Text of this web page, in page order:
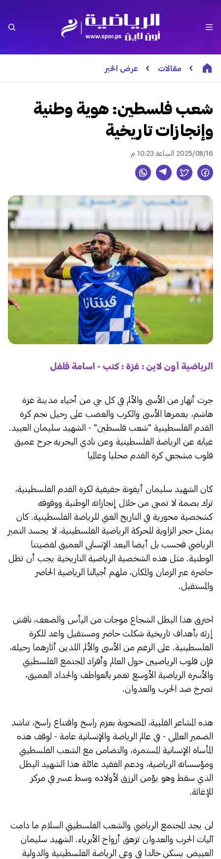
مقالات عرض الخبر
شعب فلسطين: هوية وطنية
وإنجازات تاريخية
2025/08/16 الساعة 10:23 م
الرياضية أون لاين : غزة : كتب - اسامة فلفل
جرت أنهار من الأسى والألم في كل حي من أحياء مدينة غزة
هاشم، يغمرها الأسى والكرب والغضب على رحيل نجم كرة
القدم الفلسطينية "شعب فلسطين" - الشهيد سليمان العبيد.
غيابه عن الرياضة الفلسطينية وعن نادي البحريه جرح عميق
قلوب مشجعي كرة القدم محليا وعالميا
كان الشهيد سليمان أيقونة حقيقية لكرة القدم الفلسطينية،
ترك بصمة لا تمحى من خلال إنجازاته الوطنية ووقوفه
كشخصية محورية في التاريخ الغني للرياضة الفلسطينية. كان
يمثل حجر الزاوية للحركة الرياضية الفلسطينية، لا يجسد التميز
الرياضي فحسب بل أيضا البعد الإنساني العميق لقضيتنا
الوطنية. مثل هذه الشخصية الرياضية التاريخية يجب أن تظل
حاضرة عبر الزمان والمكان، ملهم أجيالنا الرياضية الحاضر
والمستقبل.
اخترق هذا البطل الشجاع موجات من اليأس والضعف، ناقش
إرثه بأهداف تاريخية شكلت حاضر ومستقبل واعد للكرة
الفلسطينية. على الرغم من الأسى والألم اللذين أثارهما رحيله،
فإن قلوب الرياضيين حول العالم وأفراد المجتمع الفلسطيني
والأسرة الرياضية الأوسع تغمر بالعواطف والحداد العميق،
تصرخ ضد الحرب والعدوان.
هذه المشاعر القلبية، المصحوبة بعزم راسخ واقتناع راسخ، تناشد
الضمير العالمي - في عالم الرياضة والإنسانية عامة - لوقف هذه
المأساة الإنسانية المستمرة، والتضامن مع الشعب الفلسطيني
ومؤسساته الرياضية، ودعم الفقيد عائلة هذا الشهيد البطل
الذي سقط وهو يؤمن الرزق لأولاده وسط عسر في مركز
للإغاثة.
لن يجد المجتمع الرياضي والشعب الفلسطيني السلام ما دامت
آليات الحرب والعدوان تزهق أرواح الأبرياء. الشهيد سليمان
العبيض يسكن خالدا في وعي الرياضة الفلسطينية والدولية